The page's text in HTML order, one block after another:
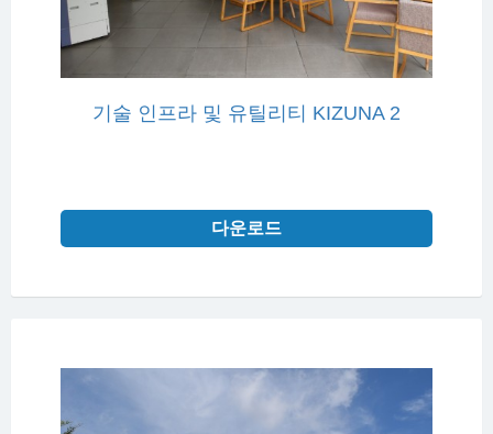
기술 인프라 및 유틸리티 KIZUNA 2
다운로드